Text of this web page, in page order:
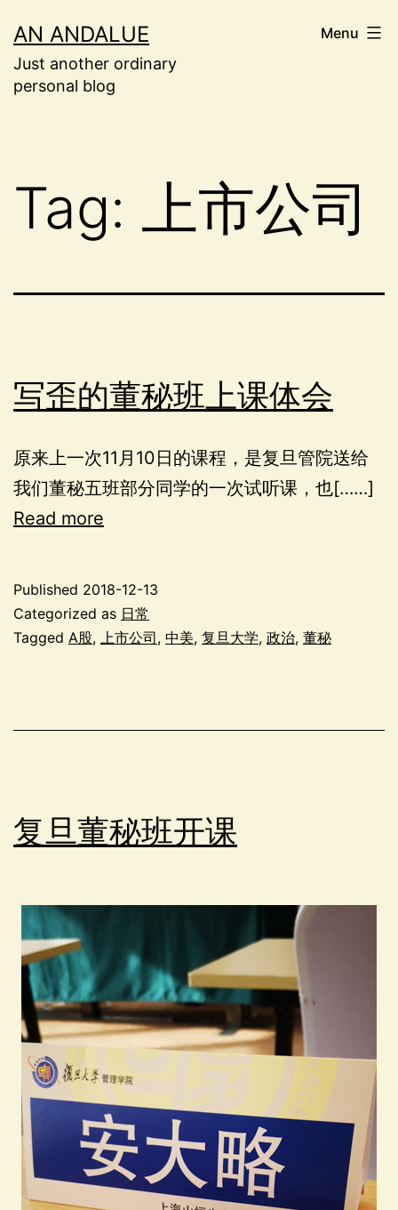
to
content
AN ANDALUE
Just another ordinary
personal blog
Menu
Tag: 上市公司
写歪的董秘班上课体会
原来上一次11月10日的课程，是复旦管院送给
我们董秘五班部分同学的一次试听课，也[……]
Read more
Published 2018-12-13
Categorized as 日常
Tagged A股, 上市公司, 中美, 复旦大学, 政治, 董秘
复旦董秘班开课